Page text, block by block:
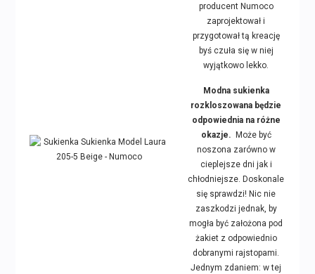
producent Numoco
zaprojektował i
przygotował tą kreację
byś czuła się w niej
wyjątkowo lekko.
Modna sukienka
rozkloszowana będzie
odpowiednia na różne
okazje.
Może być
noszona zarówno w
cieplejsze dni jak i
chłodniejsze. Doskonale
się sprawdzi! Nic nie
zaszkodzi jednak, by
mogła być założona pod
żakiet z odpowiednio
dobranymi rajstopami.
Jednym zdaniem: w tej